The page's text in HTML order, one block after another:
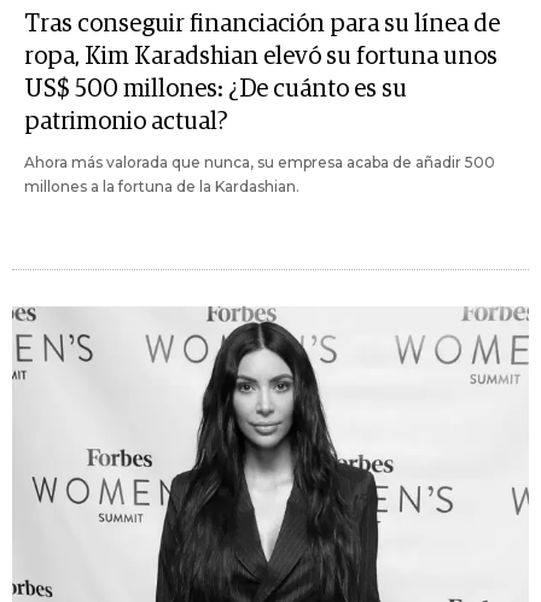
Tras conseguir financiación para su línea de
ropa, Kim Karadshian elevó su fortuna unos
US$ 500 millones: ¿De cuánto es su
patrimonio actual?
Ahora más valorada que nunca, su empresa acaba de añadir 500
millones a la fortuna de la Kardashian.